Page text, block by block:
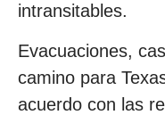
intransitables.
Evacuaciones,
camino para
acuerdo con las